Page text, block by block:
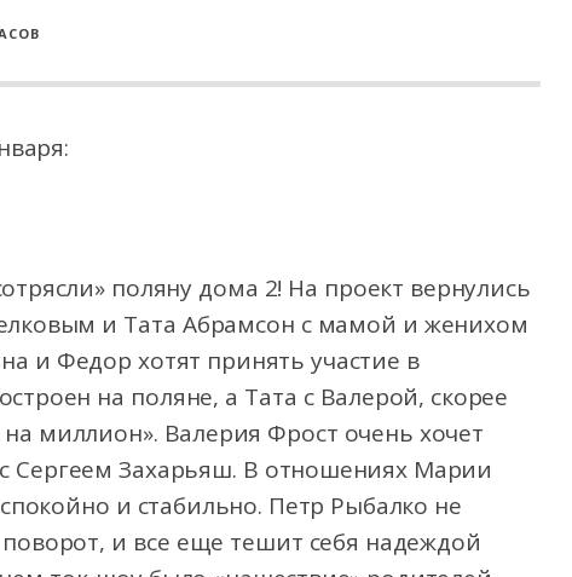
поляну дома 2! На проект вернулись
и Тата Абрамсон с мамой и женихом
и Федор хотят принять участие в
на поляне, а Тата с Валерой, скорее
на миллион». Валерия Фрост очень хочет
Сергеем Захарьяш. В отношениях Марии
и стабильно. Петр Рыбалко не
и все еще тешит себя надеждой